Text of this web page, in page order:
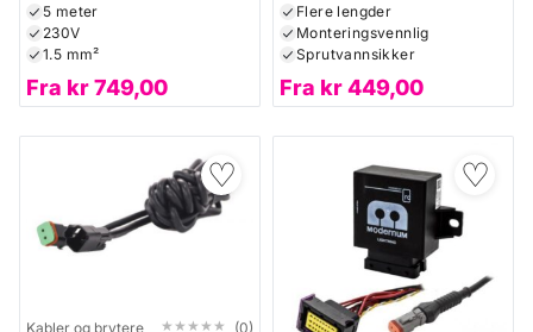
5 meter
230V
1.5 mm²
Fra kr749,00
Flere lengder
Monteringsvennlig
Sprutvannsikker
Fra kr449,00
♡
Kabler og brytere ★★★★★
★★★★★ (0)
♡